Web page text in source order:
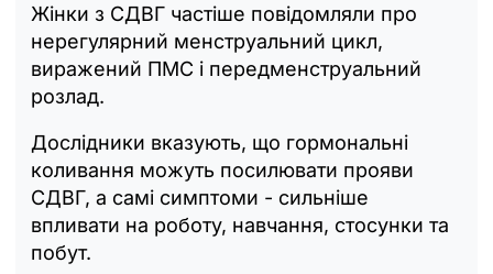
Жінки з СДВГ частіше повідомляли про
нерегулярний менструальний цикл,
виражений ПМС і передменструальний
розлад.
Дослідники вказують, що гормональні
коливання можуть посилювати прояви
СДВГ, а самі симптоми - сильніше
впливати на роботу, навчання, стосунки та
побут.